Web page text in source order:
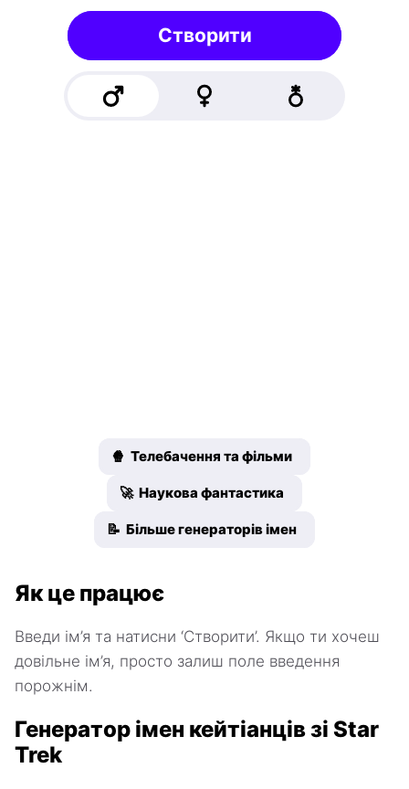
Створити
🍿 Телебачення та фільми
🚀 Наукова фантастика
📝 Більше генераторів імен
Як це працює
Введи ім’я та натисни ‘Створити’. Якщо ти хочеш
довільне ім’я, просто залиш поле введення
порожнім.
Генератор імен кейтіанців зі Star
Trek